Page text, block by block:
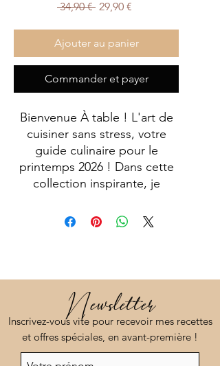
34,90 € Prix
29,90 €
Ajouter au panier
Commander et payer
Bienvenue À table ! L'art de
cuisiner sans stress, votre
guide culinaire pour le
printemps 2026 ! Dans cette
collection inspirante, je
des saveurs en vous
En tant que passionnée de
rééquilibrage alimentaire, j'ai
conçu chaque plat pour qu'il
Newsletter
Inscrivez-vous vite pour recevoir mes recettes
et offres spéciales, en avant-première !